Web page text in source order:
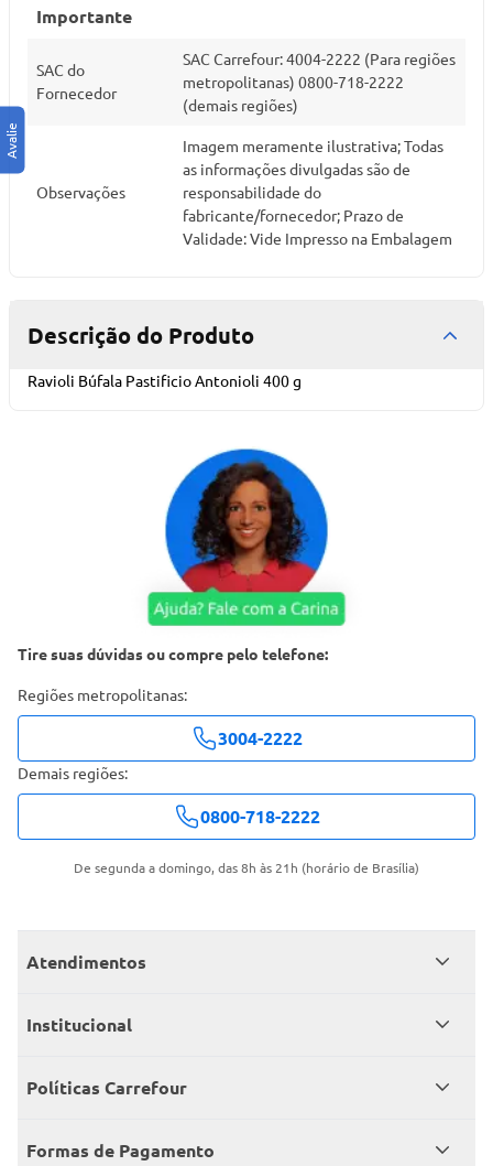
Importante
SAC do
Fornecedor
SAC Carrefour: 4004-2222 (Para regiões
metropolitanas) 0800-718-2222
(demais regiões)
Observações
Imagem meramente ilustrativa; Todas
as informações divulgadas são de
responsabilidade do
fabricante/fornecedor; Prazo de
Validade: Vide Impresso na Embalagem
Descrição do Produto
Ravioli Búfala Pastificio Antonioli 400 g
Tire suas dúvidas ou compre pelo telefone:
Regiões metropolitanas:
3004-2222
Demais regiões:
0800-718-2222
De segunda a domingo, das 8h às 21h (horário de Brasília)
Atendimentos
Meus pedidos
Consumidor.gov
Institucional
Grupo Carrefour Brasil
Políticas Carrefour
Políticas de entregas
Formas de Pagamento